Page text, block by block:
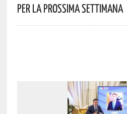
Per La Prossima Settimana